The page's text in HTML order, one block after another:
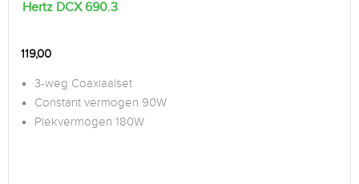
Hertz DCX 690.3
119,00
3-weg Coaxiaalset
Constant vermogen 90W
Piekvermogen 180W